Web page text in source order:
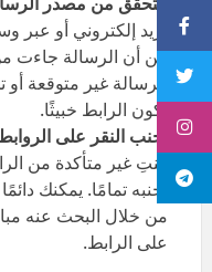
بريد إلكتروني أو عبر
من أن الرسالة جاءت
الرسالة غير متوقعة
يكون الرابط خبيثًا.
تجنب النقر على
كنتِ غير متأكدة من
تجنبه تمامًا. يمكنك
من خلال البحث عنه
على الرابط.
Button
Button
Button
Button